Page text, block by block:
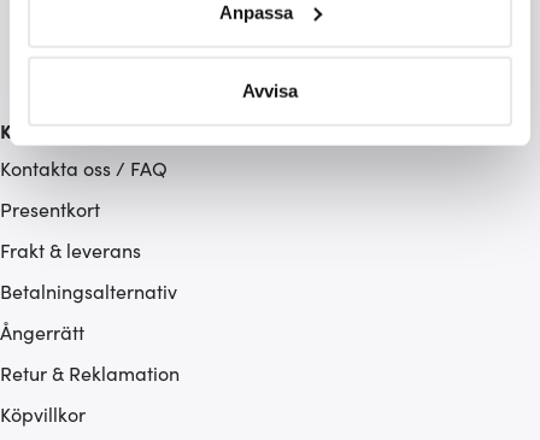
Ta reda på mer om hur dina personliga uppgifter
Du kan ändra eller dra tillbaka ditt samtycke när som
Vi använder cookies för att innehållet och annonserna
ska anpassas efter det som vi tror att du tycker om. Det
hemsidan ännu bättre. Du bestämmer själv vilka cookies
som du vill dela med dig av.
Anpassa
Avvisa
Kundservice
Kontakta oss / FAQ
Presentkort
Frakt & leverans
Betalningsalternativ
Ångerrätt
Retur & Reklamation
Köpvillkor